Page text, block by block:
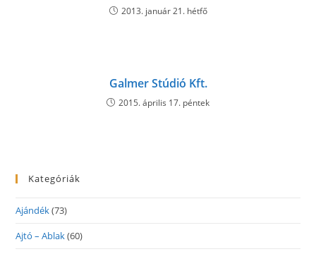
2013. január 21. hétfő
Galmer Stúdió Kft.
2015. április 17. péntek
Kategóriák
Ajándék(73)
Ajtó – Ablak(60)